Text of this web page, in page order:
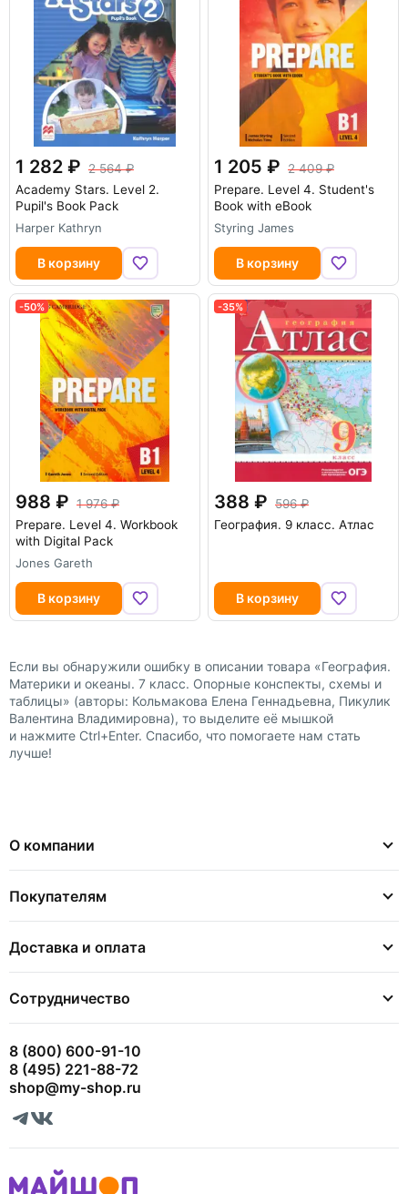
1 282
2 564
Academy Stars. Level 2.
Pupil's Book Pack
Harper Kathryn
В корзину
1 205
2 409
Prepare. Level 4. Student's
Book with eBook
Styring James
В корзину
-50%
988
1 976
Prepare. Level 4. Workbook
with Digital Pack
Jones Gareth
В корзину
-35%
388
596
География. 9 класс. Атлас
В корзину
Если вы обнаружили ошибку в описании товара «География.
Материки и океаны. 7 класс. Опорные конспекты, схемы и
таблицы» (авторы: Кольмакова Елена Геннадьевна, Пикулик
Валентина Владимировна), то выделите её мышкой
и нажмите Ctrl+Enter. Спасибо, что помогаете нам стать
лучше!
О компании
Покупателям
Доставка и оплата
Сотрудничество
8 (800) 600-91-10
8 (495) 221-88-72
shop@my-shop.ru